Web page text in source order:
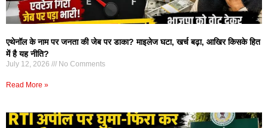
एथेनॉल के नाम पर जनता की जेब पर डाका? माइलेज घटा, खर्च बढ़ा, आखिर किसके हित
में है यह नीति?
July 12, 2026 No Comments
Read More »